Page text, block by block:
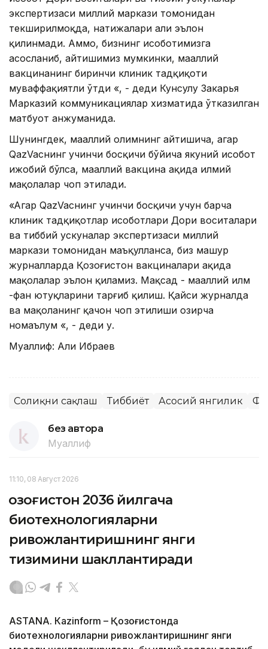
экспертизаси миллий маркази томонидан
текширилмоқда, натижалари ҳали эълон
қилинмади. Aммо, бизнинг ҳисоботимизга
асосланиб, айтишимиз мумкинки, маҳаллий
вакцинанинг биринчи клиник тадқиқоти
муваффақиятли ўтди «, - деди Кунсулу Закарья
Марказий коммуникациялар хизматида ўтказилган
матбуот анжуманида.
Шунингдек, маҳаллий олимнинг айтишича, агар
QazVacнинг учинчи босқичи бўйича якуний ҳисобот
ижобий бўлса, маҳаллий вакцина ҳақида илмий
мақолалар чоп этилади.
«Aгар QazVacнинг учинчи босқичи учун барча
клиник тадқиқотлар ҳисоботлари Дори воситалари
ва тиббий ускуналар экспертизаси миллий
маркази томонидан маъқулланса, биз машҳур
журналларда Қозоғистон вакциналари ҳақида
мақолалар эълон қиламиз. Мақсад - маҳаллий илм
-фан ютуқларини тарғиб қилиш. Қайси журналда
ва мақоланинг қачон чоп этилиши ҳозирча
номаълум «, - деди у.
Муаллиф: Aли Ибраев
Соғлиқни сақлаш Тиббиёт Асосий янгилик
без автора
Муаллиф
11:10, 08 Август 2026
Қозоғистон 2036 йилгача
биотехнологияларни
ривожлантиришнинг янги
тизимини шакллантиради
ASTANА. Кazinform – Қозоғистонда
биотехнологияларни ривожлантиришнинг янги